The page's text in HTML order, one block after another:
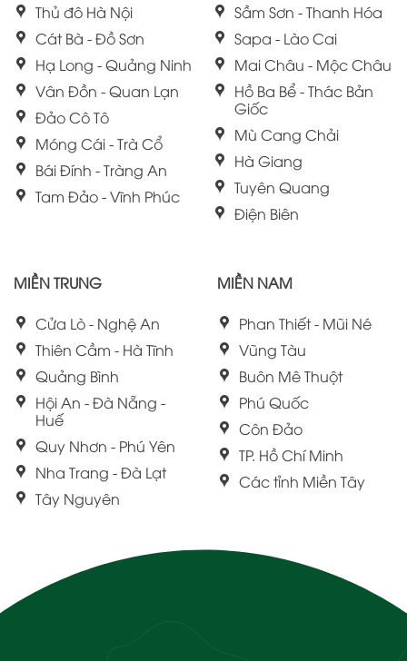
Thủ đô Hà Nội
Cát Bà - Đồ Sơn
Hạ Long - Quảng Ninh
Vân Đồn - Quan Lạn
Đảo Cô Tô
Móng Cái - Trà Cổ
Bái Đính - Tràng An
Tam Đảo - Vĩnh Phúc
Sầm Sơn - Thanh Hóa
Sapa - Lào Cai
Mai Châu - Mộc Châu
Hồ Ba Bể - Thác Bản
Giốc
Mù Cang Chải
Hà Giang
Tuyên Quang
Điện Biên
MIỀN TRUNG
Cửa Lò - Nghệ An
Thiên Cầm - Hà Tĩnh
Quảng Bình
Hội An - Đà Nẵng -
Huế
Quy Nhơn - Phú Yên
Nha Trang - Đà Lạt
Tây Nguyên
MIỀN NAM
Phan Thiết - Mũi Né
Vũng Tàu
Buôn Mê Thuột
Phú Quốc
Côn Đảo
TP. Hồ Chí Minh
Các tỉnh Miền Tây